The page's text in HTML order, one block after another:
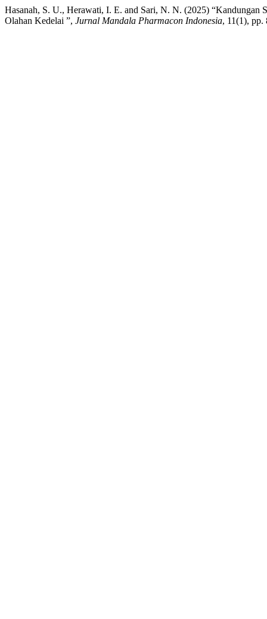
Hasanah, S. U., Herawati, I. E. and Sari, N. N. (2025) “Kandungan
Olahan Kedelai ”, Jurnal Mandala Pharmacon Indonesia, 11(1), pp.